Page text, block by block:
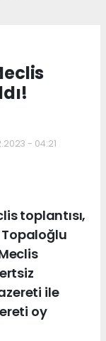
- 04:21
toplantısı,
Topaloğlu
ile
oy